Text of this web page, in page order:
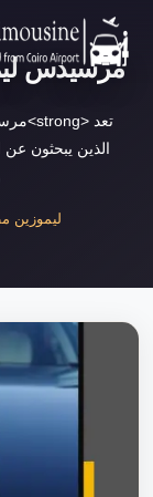
نحن
مرسيدس
الذين يبحثون عن
ليموزين